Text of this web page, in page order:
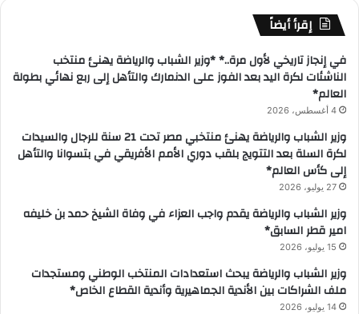
إقرأ أيضاً
في إنجاز تاريخي لأول مرة..* *وزير الشباب والرياضة يهنئ منتخب
الناشئات لكرة اليد بعد الفوز على الدنمارك والتأهل إلى ربع نهائي بطولة
العالم*
4 أغسطس، 2026
وزير الشباب والرياضة يهنئ منتخبي مصر تحت 21 سنة للرجال والسيدات
لكرة السلة بعد التتويج بلقب دوري الأمم الأفريقي في بتسوانا والتأهل
إلى كأس العالم*
27 يوليو، 2026
وزير الشباب والرياضة يقدم واجب العزاء في وفاة الشيخ حمد بن خليفه
امير قطر السابق*
15 يوليو، 2026
وزير الشباب والرياضة يبحث استعدادات المنتخب الوطني ومستجدات
ملف الشراكات بين الأندية الجماهيرية وأندية القطاع الخاص*
14 يوليو، 2026